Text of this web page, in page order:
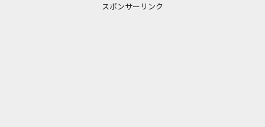
スポンサーリンク